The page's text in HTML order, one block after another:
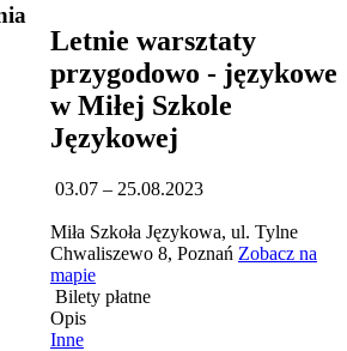
Letnie warsztaty
przygodowo - językowe
w Miłej Szkole
Językowej
03.07 – 25.08.2023
Miła Szkoła Językowa, ul. Tylne
Chwaliszewo 8, Poznań Zobacz na
mapie
Bilety płatne
Opis
Inne